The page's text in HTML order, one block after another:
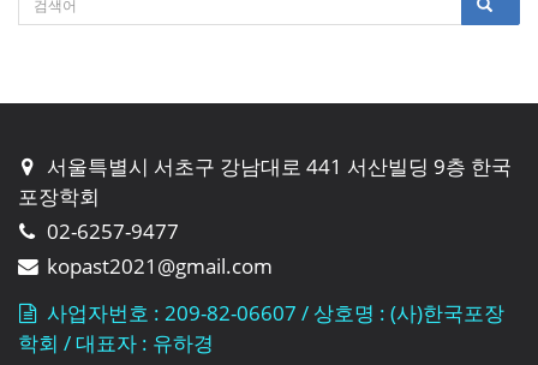
서울특별시 서초구 강남대로 441 서산빌딩 9층 한국
포장학회
02-6257-9477
kopast2021@gmail.com
사업자번호 : 209-82-06607 / 상호명 : (사)한국포장
학회 / 대표자 : 유하경